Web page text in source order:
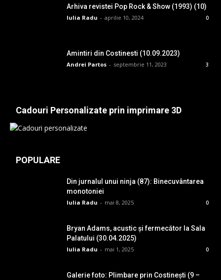
Arhiva revistei Pop Rock & Show (1993) (10)
Iulia Radu - aprilie 10, 2024 0
Amintiri din Costinesti (10.09.2023)
Andrei Partos - septembrie 11, 2023 3
Cadouri Personalizate prin imprimare 3D
POPULARE
Din jurnalul unui ninja (87): Binecuvântarea
monotoniei
Iulia Radu - mai 8, 2025 0
Bryan Adams, acustic și fermecător la Sala
Palatului (30.04.2025)
Iulia Radu - mai 1, 2025 0
Galerie foto: Plimbare prin Costinești (9 –